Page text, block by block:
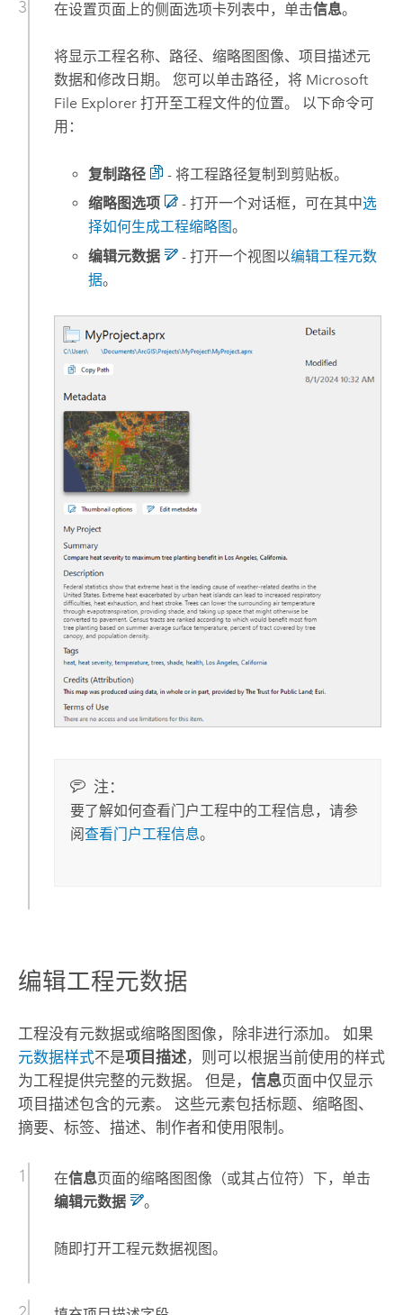
在设置页面上的侧面选项卡列表中，单击信息。
将显示工程名称、路径、缩略图图像、项目描述元
数据和修改日期。 您可以单击路径，将 Microsoft
File Explorer打开至工程文件的位置。 以下命令可
用：
复制路径
- 将工程路径复制到剪贴板。
缩略图选项
- 打开一个对话框，可在其中选
择如何生成工程缩略图。
编辑元数据
- 打开一个视图以编辑工程元数
据。
注：
要了解如何查看门户工程中的工程信息，请参
阅查看门户工程信息。
编辑工程元数据
工程没有元数据或缩略图图像，除非进行添加。 如果
元数据样式不是项目描述，则可以根据当前使用的样式
为工程提供完整的元数据。 但是， 信息页面中仅显示
项目描述包含的元素。 这些元素包括标题、缩略图、
摘要、标签、描述、制作者和使用限制。
在信息页面的缩略图图像（或其占位符）下，单击
编辑元数据
。
随即打开工程元数据视图。